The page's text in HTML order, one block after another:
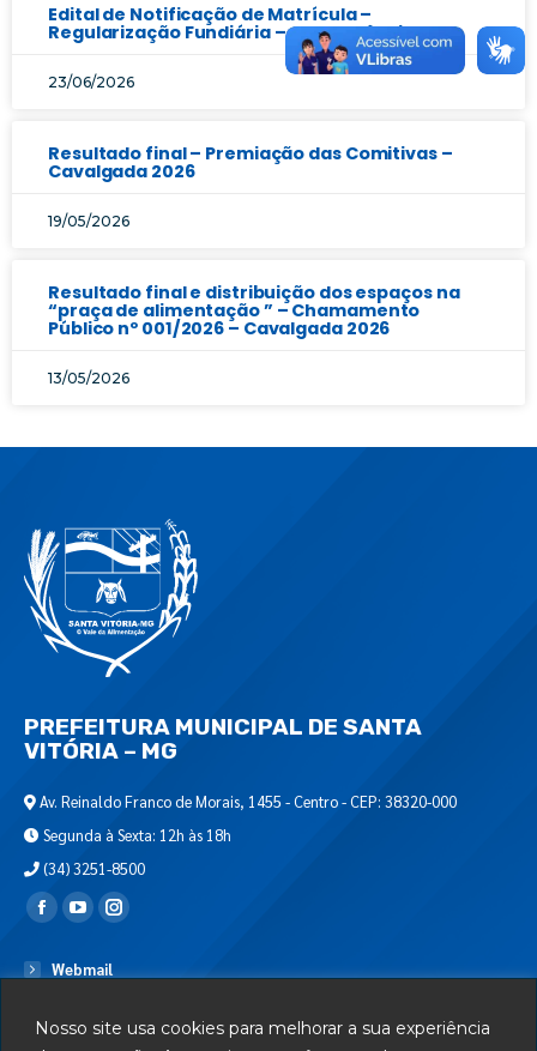
Nosso site usa cookies para melhorar a sua experiência
Edital de Notificação de Matrícula –
Regularização Fundiária – Chaveslândia
23/06/2026
Resultado final – Premiação das Comitivas –
Cavalgada 2026
19/05/2026
Resultado final e distribuição dos espaços na
“praça de alimentação ” – Chamamento
Público nº 001/2026 – Cavalgada 2026
13/05/2026
PREFEITURA MUNICIPAL DE SANTA
VITÓRIA – MG
Av. Reinaldo Franco de Morais, 1455 - Centro - CEP: 38320-000
Segunda à Sexta: 12h às 18h
(34) 3251-8500
Encontre-nos em:
Webmail